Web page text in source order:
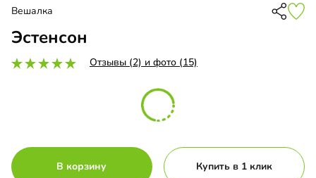
Вешалка
Эстенсон
Отзывы (2) и фото (15)
В корзину Купить в 1 клик